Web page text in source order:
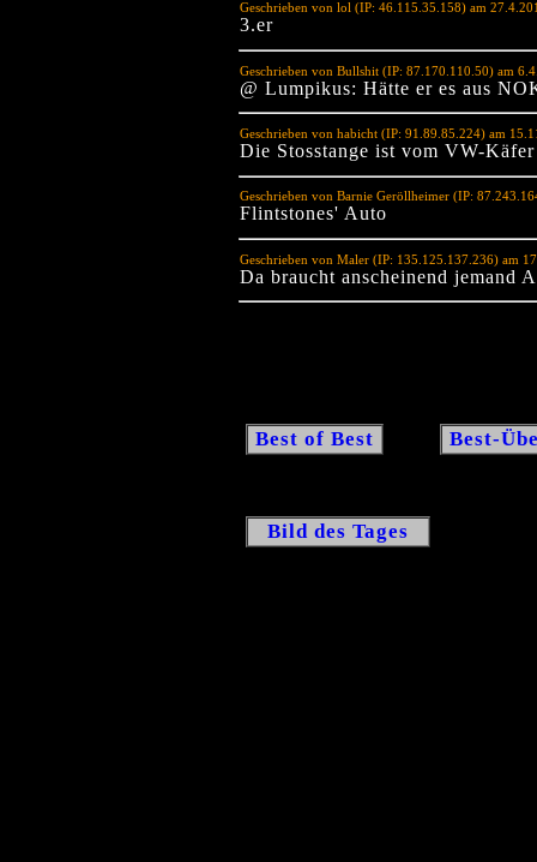
Geschrieben von lol (IP: 46.115.35.158) am
3.er
Geschrieben von Bullshit (IP: 87.170.110.50) am
@ Lumpikus: Hätte er es aus
Geschrieben von habicht (IP: 91.89.85.224) am
Die Stosstange ist vom VW-
Geschrieben von Barnie Geröllheimer (IP:
Flintstones' Auto
Geschrieben von Maler (IP: 135.125.137.236) am
Da braucht anscheinend jemand
Best of Best Best-
Bild des Tages